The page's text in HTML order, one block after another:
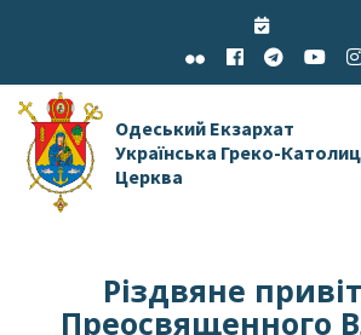
Одеський Екзархат
Українська Греко-
Церква
Різдвяне
Преосвященного